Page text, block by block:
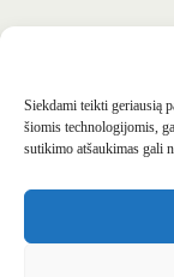
Siekdami teikti geriausią
šiomis technologijomis,
sutikimo atšaukimas gali